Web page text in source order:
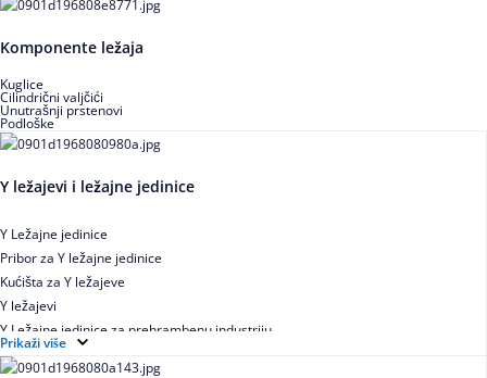
Buričasti ležajevi
Buričasti zaptiveni ležajevi
Buričasti aksijalni ležajevi
Komponente ležaja
Kuglice
Cilindrični valjčići
Unutrašnji prstenovi
Podloške
Y ležajevi i ležajne jedinice
Y Ležajne jedinice
Pribor za Y ležajne jedinice
Kućišta za Y ležajeve
Y ležajevi
Y Ležajne jedinice za prehrambenu industriju
Ležajne jedinice sa valjkastim ležajevima
Prikaži više